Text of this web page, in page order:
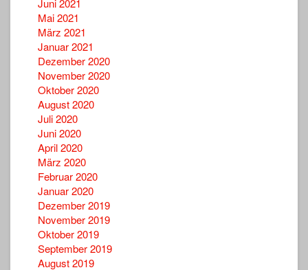
Juni 2021
Mai 2021
März 2021
Januar 2021
Dezember 2020
November 2020
Oktober 2020
August 2020
Juli 2020
Juni 2020
April 2020
März 2020
Februar 2020
Januar 2020
Dezember 2019
November 2019
Oktober 2019
September 2019
August 2019